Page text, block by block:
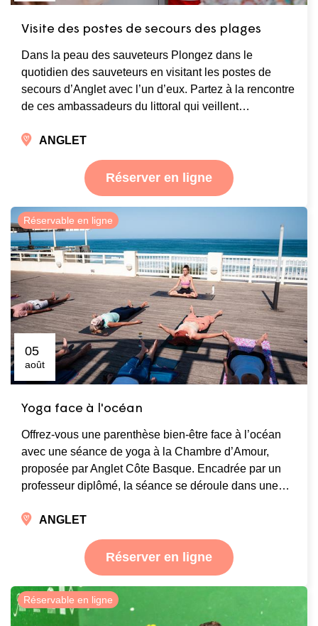
Visite des postes de secours des plages
Dans la peau des sauveteurs Plongez dans le
quotidien des sauveteurs en visitant les postes de
secours d’Anglet avec l’un d’eux. Partez à la rencontre
de ces ambassadeurs du littoral qui veillent…
ANGLET
Réserver en ligne
Réservable en ligne
05
août
Yoga face à l'océan
Offrez-vous une parenthèse bien-être face à l’océan
avec une séance de yoga à la Chambre d’Amour,
proposée par Anglet Côte Basque. Encadrée par un
professeur diplômé, la séance se déroule dans une…
ANGLET
Réserver en ligne
Réservable en ligne